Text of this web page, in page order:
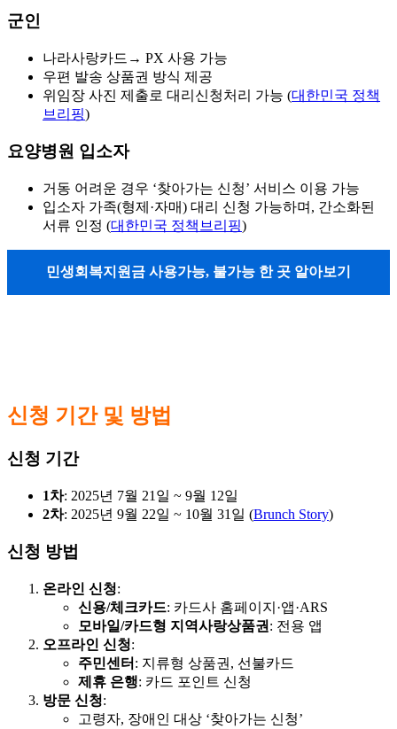
군인
나라사랑카드→ PX 사용 가능
우편 발송 상품권 방식 제공
위임장 사진 제출로 대리신청처리 가능 (대한민국 정책
브리핑)
요양병원 입소자
거동 어려운 경우 ‘찾아가는 신청’ 서비스 이용 가능
입소자 가족(형제·자매) 대리 신청 가능하며, 간소화된
서류 인정 (대한민국 정책브리핑)
민생회복지원금 사용가능, 불가능 한 곳 알아보기
신청 기간 및 방법
신청 기간
1차: 2025년 7월 21일 ~ 9월 12일
2차: 2025년 9월 22일 ~ 10월 31일 (Brunch Story)
신청 방법
온라인 신청:
신용/체크카드: 카드사 홈페이지·앱·ARS
모바일/카드형 지역사랑상품권 : 전용 앱
오프라인 신청:
주민센터 : 지류형 상품권, 선불카드
제휴 은행: 카드 포인트 신청
방문 신청:
고령자, 장애인 대상 ‘찾아가는 신청’